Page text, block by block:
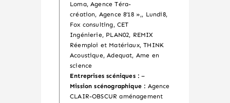
Loma,Agence Téra-
création, Agence 8’18 »,, Lundi8,
Fox consulting, CET
Ingénierie, PLAN02, REMIX
Réemploi et Matériaux,THINK
Acoustique, Adequat, Ame en
science
Entreprises scéniques : –
Mission scénographique : Agence
CLAIR-OBSCUR aménagement